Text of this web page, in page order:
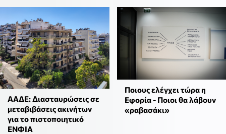
ΑΑΔΕ: Διασταυρώσεις σε
μεταβιβάσεις ακινήτων
για το πιστοποιητικό
ΕΝΦΙΑ
Ποιους ελέγχει τώρα η
Εφορία - Ποιοι θα λάβουν
«ραβασάκι»